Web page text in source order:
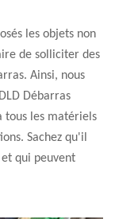
les objets non
de solliciter des
Ainsi, nous
Débarras
tous les matériels
Sachez qu'il
qui peuvent